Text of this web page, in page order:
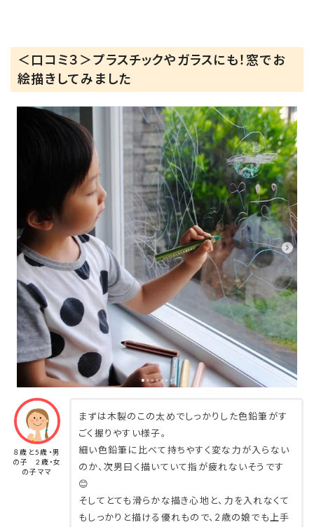
＜口コミ３＞プラスチックやガラスにも！窓でお
絵描きしてみました
８歳と5歳・男
の子 2歳・女
の子ママ
まずは木製のこの太めでしっかりした色鉛筆がす
ごく握りやすい様子。
細い色鉛筆に比べて持ちやすく変な力が入らない
のか、次男曰く描いていて指が疲れないそうです
😊
そしてとても滑らかな描き心地と、力を入れなくて
もしっかりと描ける優れもので、2歳の娘でも上手